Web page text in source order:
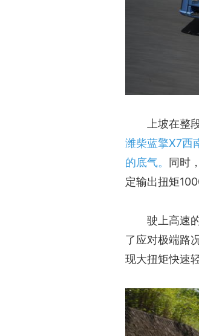
上坡在整
潍柴蓝擎X7西
的底气。
同时
定输出扭矩
驶上高速
了应对极端路
现大扭矩快速